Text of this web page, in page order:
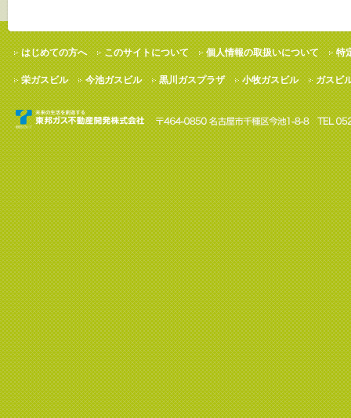
はじめての方へ このサイトについて 個人情報の取扱いについて 特
栄ガスビル 今池ガスビル 黒川ガスプラザ 小牧ガスビル ガスビ